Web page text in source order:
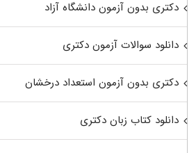
دکتری بدون آزمون دانشگاه آزاد
دانلود سوالات آزمون دکتری
دکتری بدون آزمون استعداد درخشان
دانلود کتاب زبان دکتری